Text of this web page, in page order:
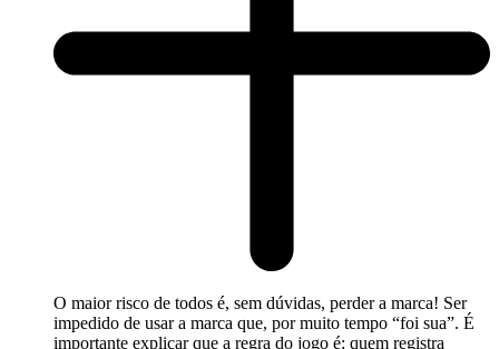
O maior risco de todos é, sem dúvidas, perder a marca! Ser
impedido de usar a marca que, por muito tempo “foi sua”. É
importante explicar que a regra do jogo é: quem registra